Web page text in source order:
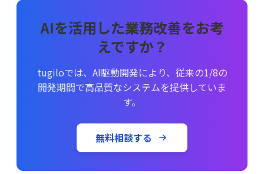
AIを活用した業務改善をお考
えですか？
tugiloでは、AI駆動開発により、従来の1/8の
開発期間で高品質なシステムを提供していま
す。
無料相談する